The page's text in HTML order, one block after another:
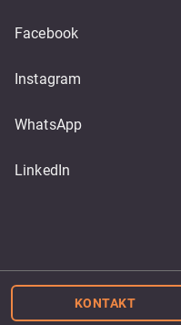
KONTAKT
Facebook
Instagram
WhatsApp
LinkedIn
Powered by